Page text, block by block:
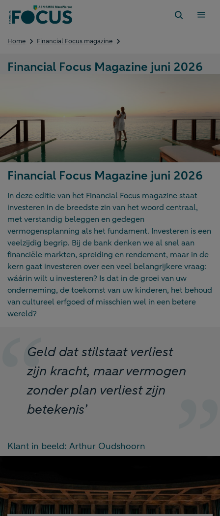
naar
Home Financial Focus magazine
juni
Financial Focus Magazine juni 2026
Financial Focus Magazine juni 2026
In deze editie van het Financial Focus magazine staat
investeren in de breedste zin van het woord centraal,
met verstandig beleggen en gedegen
vermogensplanning als het fundament. Investeren is een
veelzijdig begrip. Bij de bank denken we al snel aan
financiële markten, spreiding en rendement, maar in de
kern gaat investeren over een veel belangrijkere vraag:
wáárin wilt u investeren? Is dat in de groei van uw
onderneming, de toekomst van uw kinderen, het behoud
van cultureel erfgoed of misschien wel in een betere
wereld?
Geld dat stilstaat verliest
zijn kracht, maar vermogen
zonder plan verliest zijn
betekenis’
Klant in beeld: Arthur Oudshoorn